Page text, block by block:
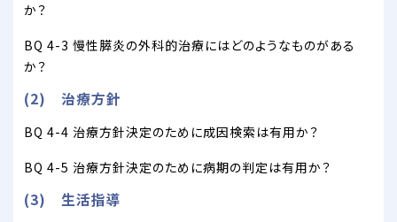
か？
BQ 4-3 慢性膵炎の外科的治療にはどのようなものがある
か？
(2) 治療方針
BQ 4-4 治療方針決定のために成因検索は有用か？
BQ 4-5 治療方針決定のために病期の判定は有用か？
(3) 生活指導